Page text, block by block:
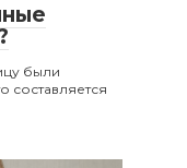
были
составляется